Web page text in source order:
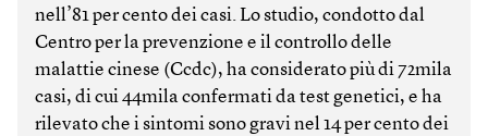
nell’81 per cento dei casi. Lo studio, condotto dal
Centro per la prevenzione e il controllo delle
malattie cinese (Ccdc), ha considerato più di 72mila
casi, di cui 44mila confermati da test genetici, e ha
rilevato che i sintomi sono gravi nel 14 per cento dei